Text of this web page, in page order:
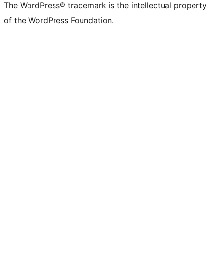
The WordPress® trademark is the intellectual property
of the WordPress Foundation.